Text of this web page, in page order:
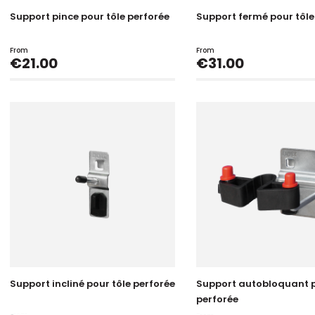
Support pince pour tôle perforée
From
Price
€21.00
Support fermé pour
From
Price
€31.00
Support incliné pour tôle perforée
Support autobloquant
perforée